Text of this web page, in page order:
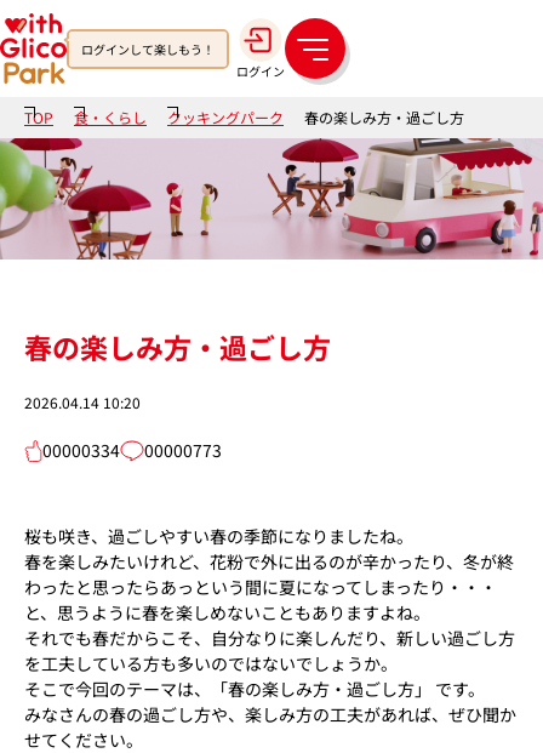
ログインして楽しもう！
ログイン
メ
ニ
ュ
ー
TOP 食・くらし クッキングパーク 春の楽しみ方・過ごし方
春の楽しみ方・過ごし方
2026.04.14 10:20
00000334 00000773
桜も咲き、過ごしやすい春の季節になりましたね。
春を楽しみたいけれど、花粉で外に出るのが辛かったり、冬が終
わったと思ったらあっという間に夏になってしまったり・・・
と、思うように春を楽しめないこともありますよね。
それでも春だからこそ、自分なりに楽しんだり、新しい過ごし方
を工夫している方も多いのではないでしょうか。
そこで今回のテーマは、「春の楽しみ方・過ごし方」 です。
みなさんの春の過ごし方や、楽しみ方の工夫があれば、ぜひ聞か
せてください。